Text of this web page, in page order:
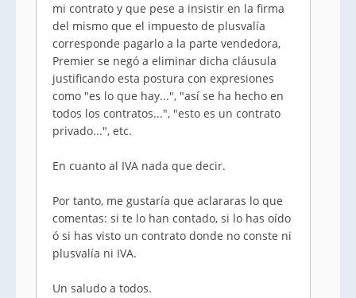
mi contrato y que pese a insistir en la firma
del mismo que el impuesto de plusvalía
corresponde pagarlo a la parte vendedora,
Premier se negó a eliminar dicha cláusula
justificando esta postura con expresiones
como "es lo que hay...", "así se ha hecho en
todos los contratos...", "esto es un contrato
privado...", etc.
En cuanto al IVA nada que decir.
Por tanto, me gustaría que aclararas lo que
comentas: si te lo han contado, si lo has oído
ó si has visto un contrato donde no conste ni
plusvalía ni IVA.
Un saludo a todos.